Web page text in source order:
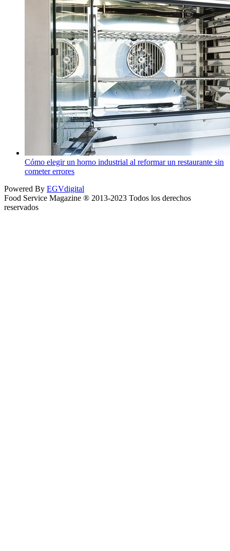
Cómo elegir un horno industrial al reformar un restaurante sin
cometer errores
Powered By EGVdigital
Food Service Magazine ® 2013-2023 Todos los derechos
reservados